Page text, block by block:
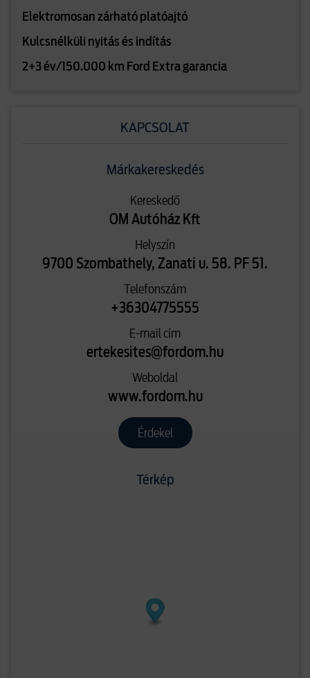
Elektromosan zárható platóajtó
Kulcsnélküli nyitás és indítás
2+3 év/150.000 km Ford Extra garancia
KAPCSOLAT
Márkakereskedés
Kereskedő
OM Autóház Kft
Helyszín
9700 Szombathely, Zanati u. 58. PF 51.
Telefonszám
+36304775555
E-mail cím
ertekesites@fordom.hu
Weboldal
www.fordom.hu
Érdekel
Térkép